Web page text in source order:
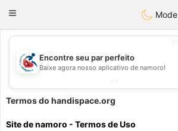
Handi Space
Toggle
Mode
💕
Encontre seu par perfeito
Baixe agora nosso aplicativo de namoro!
Termos do handispace.org
Site de namoro - Termos de Uso